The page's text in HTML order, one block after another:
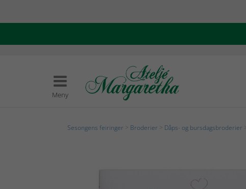
Meny
Sesongens feiringer Broderier Dåps- og bursdagsbroderier